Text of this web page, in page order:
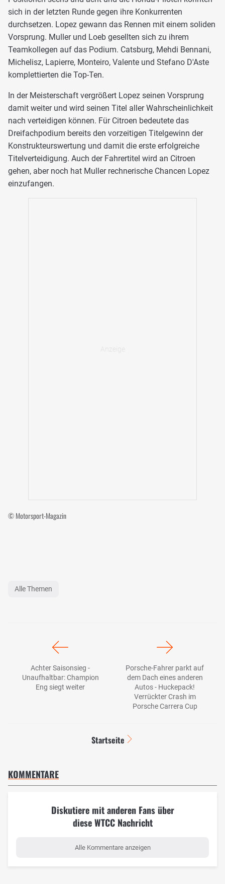
sich in der letzten Runde gegen ihre Konkurrenten
durchsetzen. Lopez gewann das Rennen mit einem soliden
Vorsprung. Muller und Loeb gesellten sich zu ihrem
Teamkollegen auf das Podium. Catsburg, Mehdi Bennani,
Michelisz, Lapierre, Monteiro, Valente und Stefano D'Aste
komplettierten die Top-Ten.
In der Meisterschaft vergrößert Lopez seinen Vorsprung
damit weiter und wird seinen Titel aller Wahrscheinlichkeit
nach verteidigen können. Für Citroen bedeutete das
Dreifachpodium bereits den vorzeitigen Titelgewinn der
Konstrukteurswertung und damit die erste erfolgreiche
Titelverteidigung. Auch der Fahrertitel wird an Citroen
gehen, aber noch hat Muller rechnerische Chancen Lopez
einzufangen.
© Motorsport-Magazin
Alle Themen
Achter Saisonsieg -
Unaufhaltbar: Champion
Eng siegt weiter
Porsche-Fahrer parkt auf
dem Dach eines anderen
Autos - Huckepack!
Verrückter Crash im
Porsche Carrera Cup
Startseite
KOMMENTARE
Diskutiere mit anderen Fans über
diese WTCC Nachricht
Alle Kommentare anzeigen